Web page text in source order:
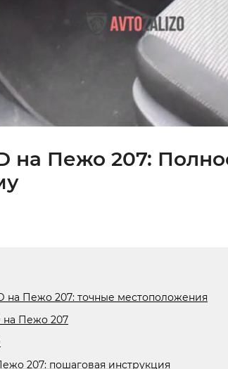
на Пежо 207:
на Пежо 207: точные местоположения
на Пежо 207
207: пошаговая инструкция